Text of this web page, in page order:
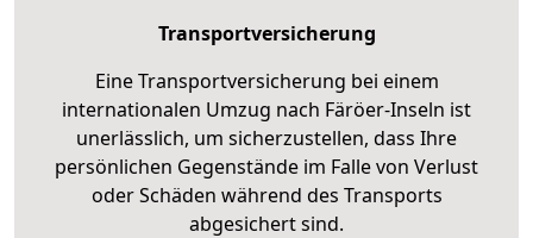
Transportversicherung
Eine Transportversicherung bei einem
internationalen Umzug nach Färöer-Inseln ist
unerlässlich, um sicherzustellen, dass Ihre
persönlichen Gegenstände im Falle von Verlust
oder Schäden während des Transports
abgesichert sind.